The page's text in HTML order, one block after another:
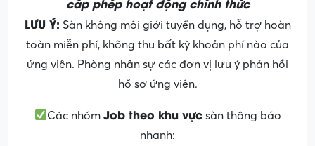
LƯU Ý: Sàn không môi giới tuyển dụng, hỗ trợ hoàn
toàn miễn phí, không thu bất kỳ khoản phí nào của
ứng viên. Phòng nhân sự các đơn vị lưu ý phản hồi
hồ sơ ứng viên.
Các nhóm Job theo khu vựcsàn thông báo
nhanh: